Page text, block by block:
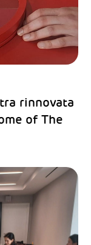
rinnovata
of The